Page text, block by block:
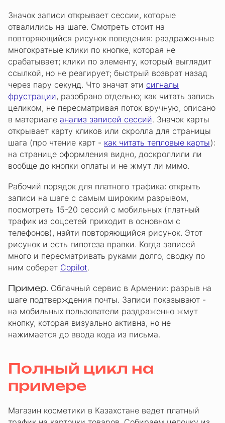
Значок записи открывает сессии, которые
отвалились на шаге. Смотреть стоит на
повторяющийся рисунок поведения: раздраженные
многократные клики по кнопке, которая не
срабатывает; клики по элементу, который выглядит
ссылкой, но не реагирует; быстрый возврат назад
через пару секунд. Что значат эти сигналы
фрустрации, разобрано отдельно; как читать запись
целиком, не пересматривая поток вручную, описано
в материале анализ записей сессий. Значок карты
открывает карту кликов или скролла для страницы
шага (про чтение карт - как читать тепловые карты):
на странице оформления видно, доскроллили ли
вообще до кнопки оплаты и не жмут ли мимо.
Рабочий порядок для платного трафика: открыть
записи на шаге с самым широким разрывом,
посмотреть 15-20 сессий с мобильных (платный
трафик из соцсетей приходит в основном с
телефонов), найти повторяющийся рисунок. Этот
рисунок и есть гипотеза правки. Когда записей
много и пересматривать руками долго, сводку по
ним соберет Copilot.
Пример. Облачный сервис в Армении: разрыв на
шаге подтверждения почты. Записи показывают -
на мобильных пользователи раздраженно жмут
кнопку, которая визуально активна, но не
нажимается до ввода кода из письма.
Полный цикл на
примере
Магазин косметики в Казахстане ведет платный